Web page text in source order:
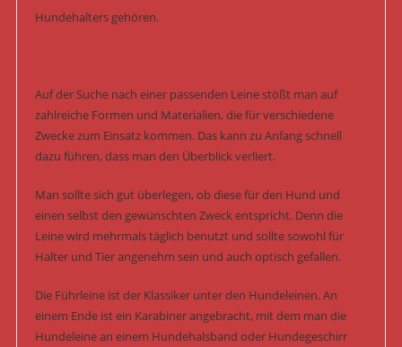
Hundehalters gehören.
Auf der Suche nach einer passenden Leine stößt man auf
zahlreiche Formen und Materialien, die für verschiedene
Zwecke zum Einsatz kommen. Das kann zu Anfang schnell
dazu führen, dass man den Überblick verliert.
Man sollte sich gut überlegen, ob diese für den Hund und
einen selbst den gewünschten Zweck entspricht. Denn die
Leine wird mehrmals täglich benutzt und sollte sowohl für
Halter und Tier angenehm sein und auch optisch gefallen.
Die Führleine ist der Klassiker unter den Hundeleinen. An
einem Ende ist ein Karabiner angebracht, mit dem man die
Hundeleine an einem Hundehalsband oder Hundegeschirr